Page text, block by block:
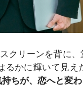
クリーンを背に、
るかに輝いて見え
ちが、恋へと変